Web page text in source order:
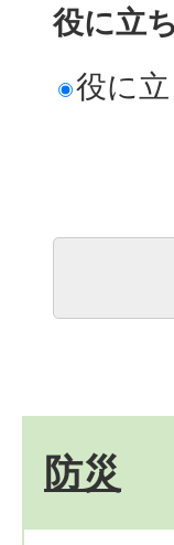
役に立
役に
防災